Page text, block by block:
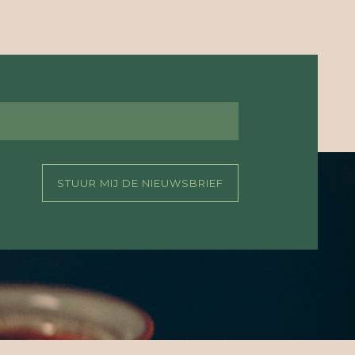
STUUR MIJ DE NIEUWSBRIEF